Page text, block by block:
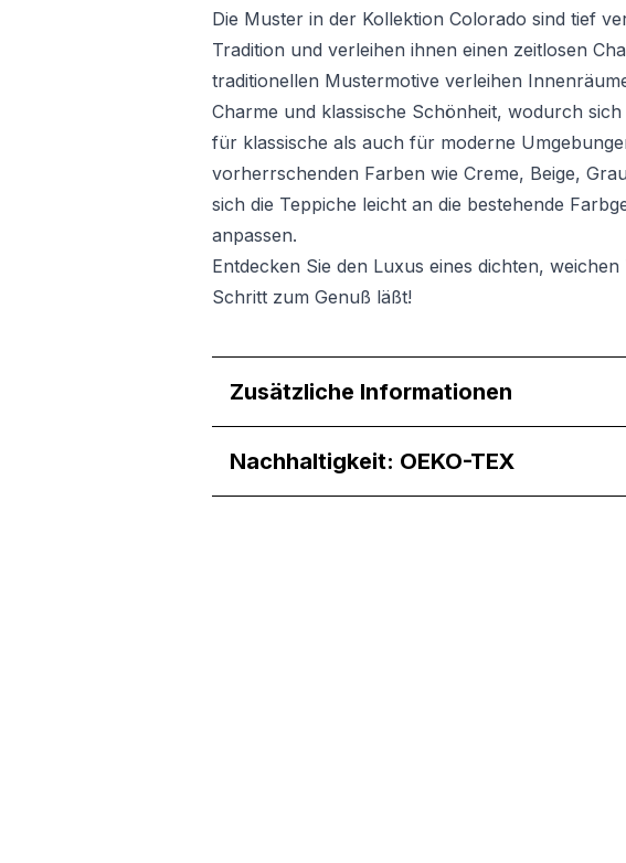
Die Muster in der Kollektion Colorado sind tief
Tradition und verleihen ihnen einen zeitlosen
traditionellen Mustermotive verleihen
Charme und klassische Schönheit, wodurch
für klassische als auch für moderne
vorherrschenden Farben wie Creme, Beige,
sich die Teppiche leicht an die bestehende
anpassen.
Entdecken Sie den Luxus eines dichten,
Schritt zum Genuß läßt!
Zusätzliche Informationen
Nachhaltigkeit: OEKO-TEX
können und um unseren Traffic zu
Website an unsere Partner für soziale
mit weiteren Daten zusammenführen, die
Dienste gesammelt haben.